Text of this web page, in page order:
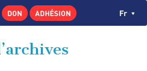
POMPIDOU
DON ADHÉSION Fr
cookies